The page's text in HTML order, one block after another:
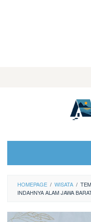
HOMEPAGE / WISATA /
INDAHNYA ALAM JAWA